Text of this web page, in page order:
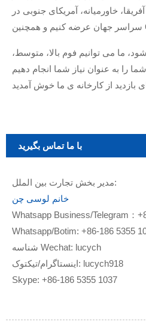
خاورمیانه، آمریکای جنوبی در
ما می توانیم فوم بالا، متوسط،
با ما تماس بگیرید
مدیر بخش تجارت بین الملل:
خانم لوسی چن
Whatsapp Business/Telegram：
Whatsapp/Botim: +86-186 5355
شناسه Wechat: lucych
اینستاگرام/تیکتوک: lucych918
Skype: +86-186 5355 1037